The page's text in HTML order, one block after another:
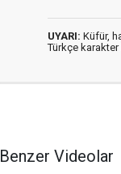
UYARI: Küfür,
Türkçe karakter
Benzer Videolar